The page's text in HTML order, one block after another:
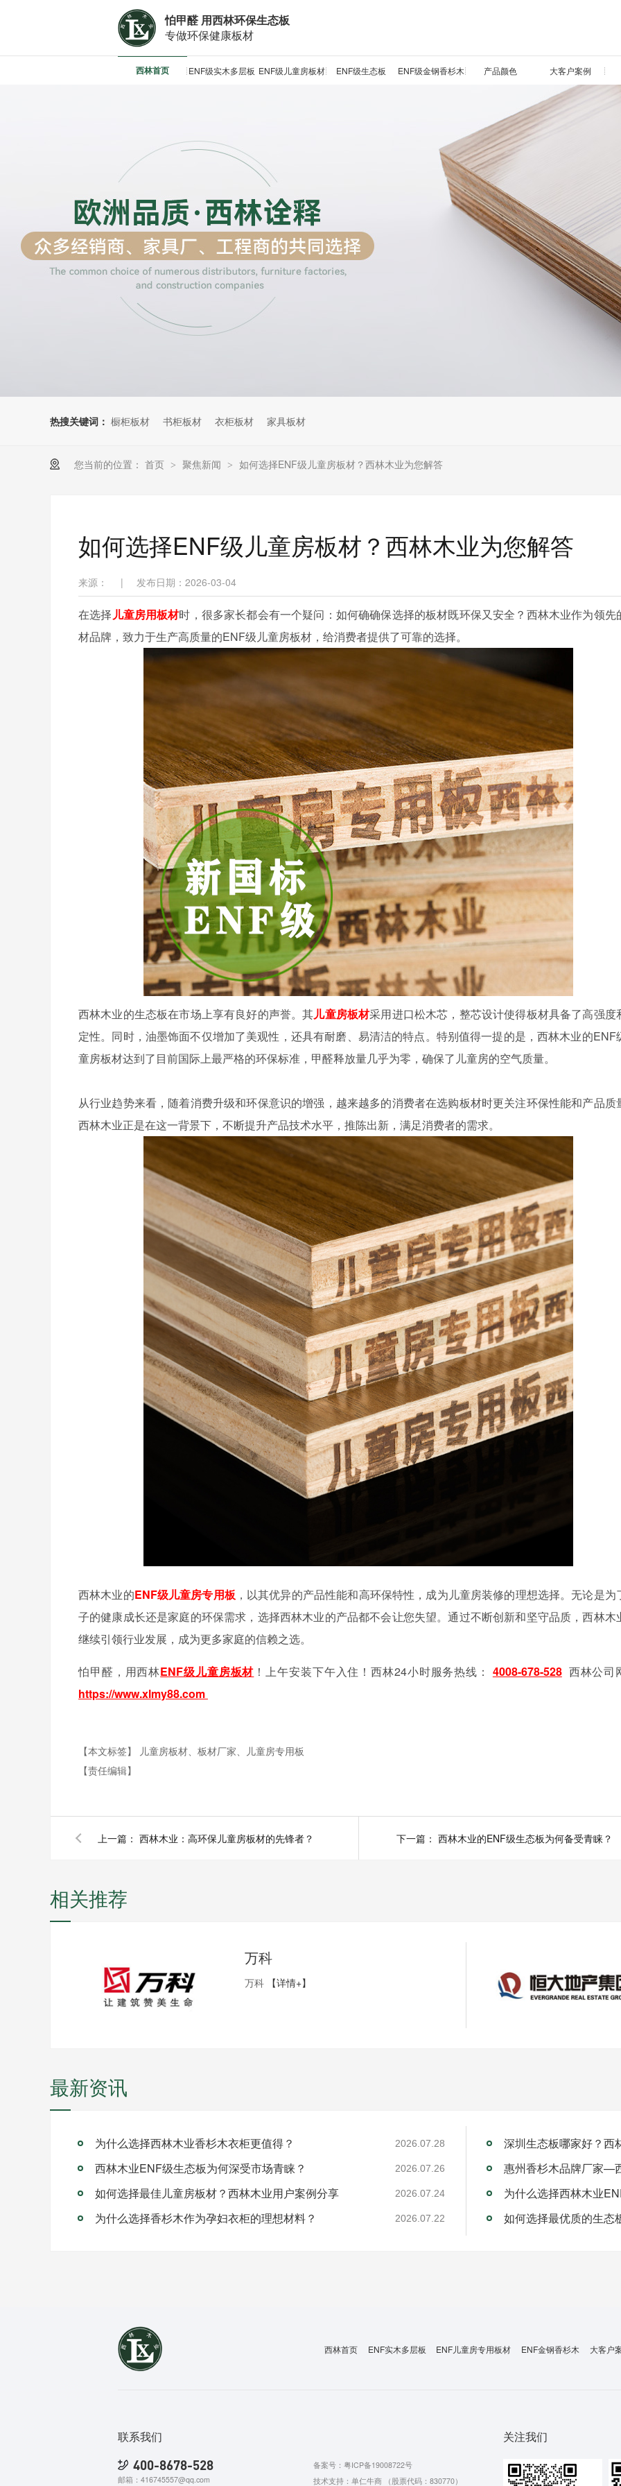
怕甲醛 用西林环保生态板
专做环保健康板材
西林首页 ENF级实木多层板 ENF级儿童房板材 ENF级生态板 ENF级金钢香杉木 产品颜色 大客户案例
热搜关键词： 橱柜板材 书柜板材 衣柜板材 家具板材
您当前的位置： 首页 > 聚焦新闻 > 如何选择ENF级儿童房板材？西林木业为您解答
如何选择ENF级儿童房板材？西林木业为您解答
来源： | 发布日期：2026-03-04
在选择 儿童房用板材时，很多家长都会有一个疑问：如何确确保选择的板材既环保又安全？西林木业作为领先
材品牌，致力于生产高质量的ENF级儿童房板材，给消费者提供了可靠的选择。
西林木业的生态板在市场上享有良好的声誉。其儿童房板材采用进口松木芯，整芯设计使得板材具备了高强度
定性。同时，油墨饰面不仅增加了美观性，还具有耐磨、易清洁的特点。特别值得一提的是，西林木业的ENF
童房板材达到了目前国际上最严格的环保标准，甲醛释放量几乎为零，确保了儿童房的空气质量。
从行业趋势来看，随着消费升级和环保意识的增强，越来越多的消费者在选购板材时更关注环保性能和产品质
西林木业正是在这一背景下，不断提升产品技术水平，推陈出新，满足消费者的需求。
西林木业的ENF级儿童房专用板 ，以其优异的产品性能和高环保特性，成为儿童房装修的理想选择。无论是为
子的健康成长还是家庭的环保需求，选择西林木业的产品都不会让您失望。通过不断创新和坚守品质，西林木
继续引领行业发展，成为更多家庭的信赖之选。
怕甲醛，用西林ENF级儿童房板材 ！上午安装下午入住！西林24小时服务热线： 4008-678-528西林公司
https://www.xlmy88.com
【本文标签】
儿童房板材、板材厂家、儿童房专用板
【责任编辑】
上一篇： 西林木业：高环保儿童房板材的先锋者？ 下一篇： 西林木业的ENF级生态板为何备受青睐？
相关推荐
万科
万科 【详情+】
最新资讯
为什么选择西林木业香杉木衣柜更值得？ 2026.07.28
西林木业ENF级生态板为何深受市场青睐？ 2026.07.26
如何选择最佳儿童房板材？西林木业用户案例分享 2026.07.24
为什么选择香杉木作为孕妇衣柜的理想材料？ 2026.07.22
深圳生态板哪家好？西
惠州香杉木品牌厂家—
为什么选择西林木业
如何选择最优质的生态
西林首页 ENF实木多层板 ENF儿童房专用板材 ENF金钢香杉木 大客户
联系我们
400-8678-528
邮箱：416745557@qq.com
备案号： 粤ICP备19008722号
技术支持：单仁牛商 （股票代码：830770）
关注我们